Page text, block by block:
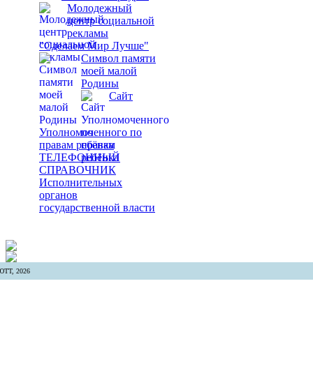
Молодежный
центр социальной
рекламы
"Сделаем Мир Лучше"
Символ памяти
моей малой
Родины
Сайт
Уполномоченного по
правам ребёнка
ТЕЛЕФОННЫЙ
СПРАВОЧНИК
Исполнительных
органов
государственной власти
2026